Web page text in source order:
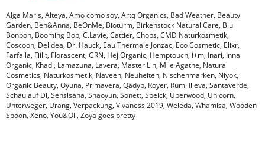
Alga Maris, Alteya, Amo como soy, Artq Organics, Bad Weather, Beauty
Garden, Ben&Anna, BeOnMe, Bioturm, Birkenstock Natural Care, Blu
Bonbon, Booming Bob, C.Lavie, Cattier, Chobs, CMD Naturkosmetik,
Coscoon, Delidea, Dr. Hauck, Eau Thermale Jonzac, Eco Cosmetic, Elixr,
Farfalla, Fiilit, Florascent, GRN, Hej Organic, Hemptouch, i+m, Inari, Inna
Organic, Khadi, Lamazuna, Lavera, Master Lin, Mlle Agathe, Natural
Cosmetics, Naturkosmetik, Naveen, Neuheiten, Nischenmarken, Niyok,
Organic Beauty, Oyuna, Primavera, Qädyp, Royer, Rumi Ilieva, Santaverde,
Schau auf Di, Sensisana, Shaoyun, Sonett, Speick, Überwood, Unicorn,
Unterweger, Urang, Verpackung, Vivaness 2019, Weleda, Whamisa, Wooden
Spoon, Xeno, You&Oil, Zoya goes pretty